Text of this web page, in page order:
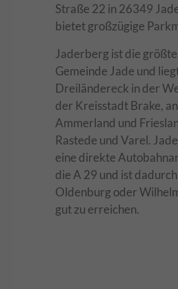
Straße 22 in 26349
bietet großzügige
Jaderberg ist die
Gemeinde Jade und
Dreiländereck in der
der Kreisstadt Brake,
Ammerland und
Rastede und Varel.
eine direkte
die A 29 und ist
Oldenburg oder
gut zu erreichen.